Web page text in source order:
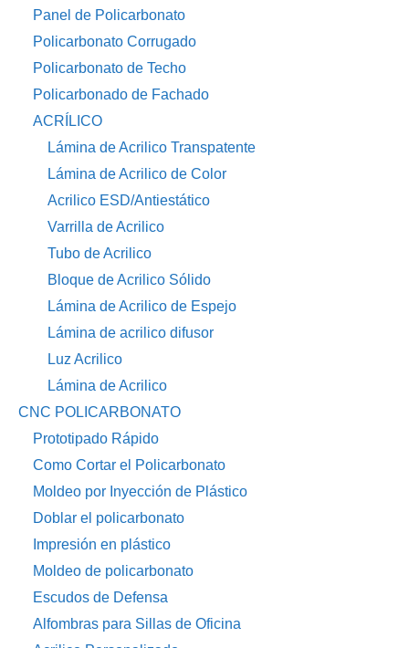
Panel de Policarbonato
Policarbonato Corrugado
Policarbonato de Techo
Policarbonado de Fachado
ACRÍLICO
Lámina de Acrilico Transpatente
Lámina de Acrilico de Color
Acrilico ESD/Antiestático
Varrilla de Acrilico
Tubo de Acrilico
Bloque de Acrilico Sólido
Lámina de Acrilico de Espejo
Lámina de acrilico difusor
Luz Acrilico
Lámina de Acrilico
CNC POLICARBONATO
Prototipado Rápido
Como Cortar el Policarbonato
Moldeo por Inyección de Plástico
Doblar el policarbonato
Impresión en plástico
Moldeo de policarbonato
Escudos de Defensa
Alfombras para Sillas de Oficina